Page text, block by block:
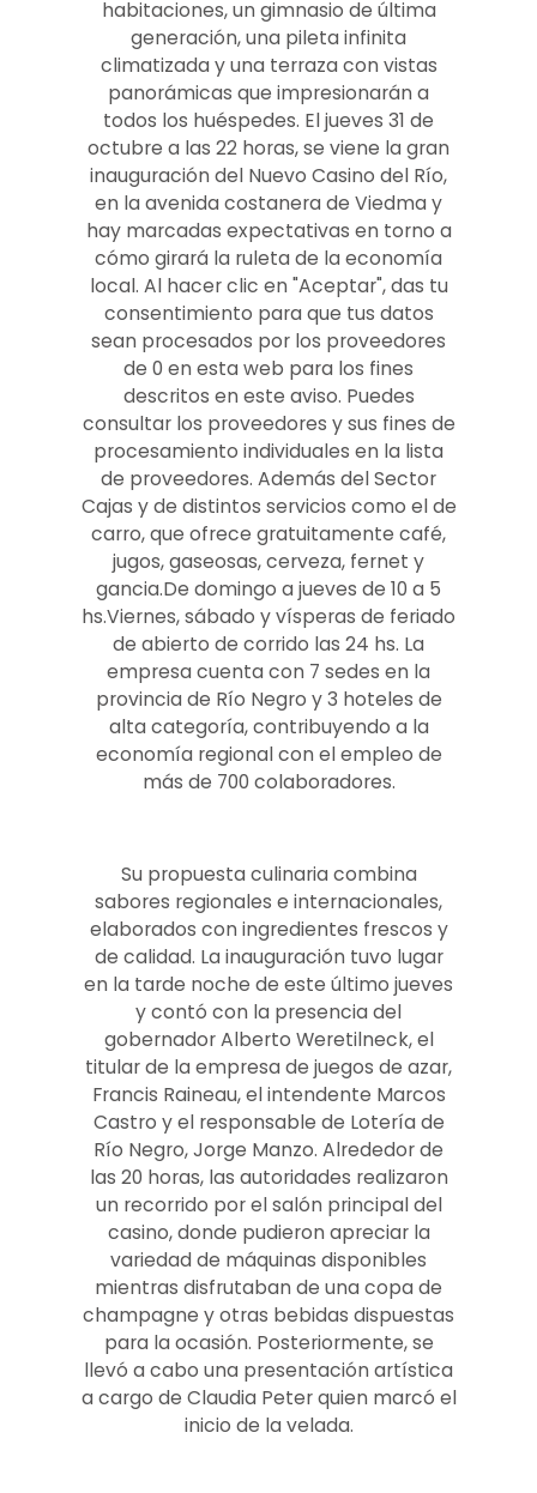
habitaciones, un gimnasio de última
generación, una pileta infinita
climatizada y una terraza con vistas
panorámicas que impresionarán a
todos los huéspedes. El jueves 31 de
octubre a las 22 horas, se viene la gran
inauguración del Nuevo Casino del Río,
en la avenida costanera de Viedma y
hay marcadas expectativas en torno a
cómo girará la ruleta de la economía
local. Al hacer clic en "Aceptar", das tu
consentimiento para que tus datos
sean procesados por los proveedores
de 0 en esta web para los fines
descritos en este aviso. Puedes
consultar los proveedores y sus fines de
procesamiento individuales en la lista
de proveedores. Además del Sector
Cajas y de distintos servicios como el de
carro, que ofrece gratuitamente café,
jugos, gaseosas, cerveza, fernet y
gancia.De domingo a jueves de 10 a 5
hs.Viernes, sábado y vísperas de feriado
de abierto de corrido las 24 hs. La
empresa cuenta con 7 sedes en la
provincia de Río Negro y 3 hoteles de
alta categoría, contribuyendo a la
economía regional con el empleo de
más de 700 colaboradores.
Su propuesta culinaria combina
sabores regionales e internacionales,
elaborados con ingredientes frescos y
de calidad. La inauguración tuvo lugar
en la tarde noche de este último jueves
y contó con la presencia del
gobernador Alberto Weretilneck, el
titular de la empresa de juegos de azar,
Francis Raineau, el intendente Marcos
Castro y el responsable de Lotería de
Río Negro, Jorge Manzo. Alrededor de
las 20 horas, las autoridades realizaron
un recorrido por el salón principal del
casino, donde pudieron apreciar la
variedad de máquinas disponibles
mientras disfrutaban de una copa de
champagne y otras bebidas dispuestas
para la ocasión. Posteriormente, se
llevó a cabo una presentación artística
a cargo de Claudia Peter quien marcó el
inicio de la velada.